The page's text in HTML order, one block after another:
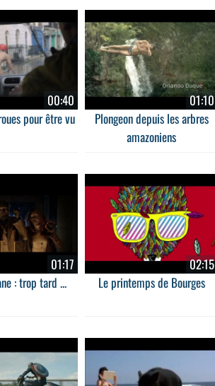
00:40
pour être vu
01:10
Plongeon depuis les arbres
amazoniens
01:17
: trop tard ...
02:15
Le printemps de Bourges